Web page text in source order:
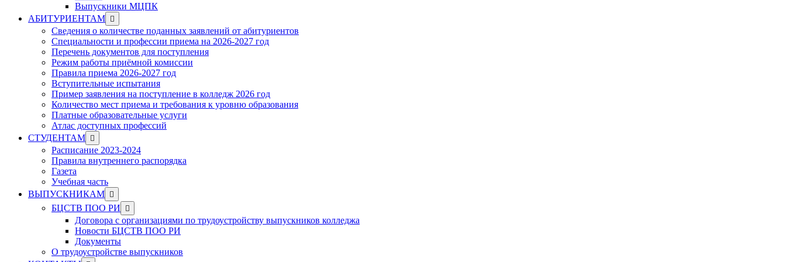
Выпускники МЦПК
АБИТУРИЕНТАМ Show
sub
menu
Сведения о количестве поданных заявлений от абитуриентов
Специальности и профессии приема на 2026-2027 год
Перечень документов для поступления
Режим работы приёмной комиссии
Правила приема 2026-2027 год
Вступительные испытания
Пример заявления на поступление в колледж 2026 год
Количество мест приема и требования к уровню образования
Платные образовательные услуги
Атлас доступных профессий
СТУДЕНТАМ Show
sub
menu
Расписание 2023-2024
Правила внутреннего распорядка
Газета
Учебная часть
ВЫПУСКНИКАМ Show
sub
menu
БЦСТВ ПОО РИ
Show
sub
menu
Договора с организациями по трудоустройству выпускников колледжа
Новости БЦСТВ ПОО РИ
Документы
О трудоустройстве выпускников